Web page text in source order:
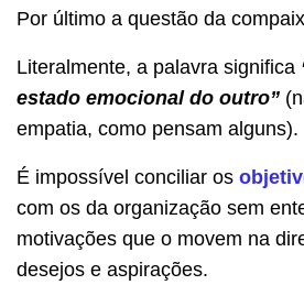
Por último a questão da
Literalmente, a palavra significa
estado emocional do outro”
empatia, como pensam alguns).
É impossível conciliar os
com os da organização sem
motivações que o movem na
desejos e aspirações.